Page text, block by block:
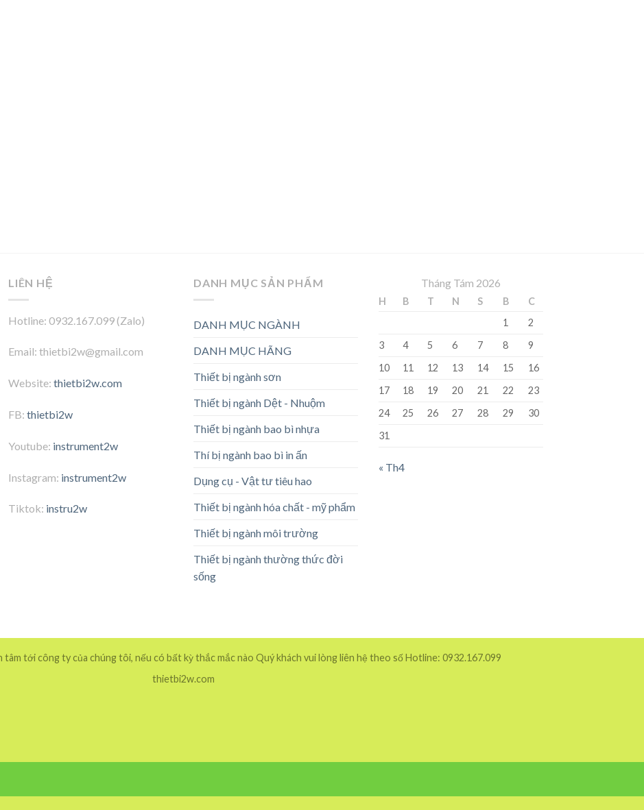
LIÊN HỆ
Hotline: 0932.167.099 (Zalo)
Email: thietbi2w@gmail.com
Website: thietbi2w.com
FB: thietbi2w
Youtube: instrument2w
Instagram: instrument2w
Tiktok: instru2w
DANH MỤC SẢN PHẨM
DANH MỤC NGÀNH
DANH MỤC HÃNG
Thiết bị ngành sơn
Thiết bị ngành Dệt - Nhuộm
Thiết bị ngành bao bì nhựa
Thí bị ngành bao bì in ấn
Dụng cụ - Vật tư tiêu hao
Thiết bị ngành hóa chất - mỹ phẩm
Thiết bị ngành môi trường
Thiết bị ngành thường thức đời
sống
Tháng Tám 2026
H B T N S B
C
1
2
3
4 5 6 7 8
9
10
11 12 13 14 15
16
17
18 19 20 21 22
23
24
25 26 27 28 29
30
31
« Th4
tâm tới công ty của chúng tôi, nếu có bất kỳ thắc mắc nào Quý khách vui lòng liên hệ theo số Hotline: 0932.167.099
thietbi2w.com